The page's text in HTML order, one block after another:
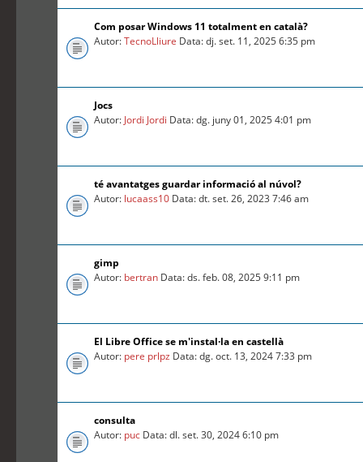
Com posar Windows 11 totalment en català?
Autor:TecnoLliure Data: dj. set. 11, 2025 6:35 pm
Jocs
Autor: Jordi Jordi Data: dg. juny 01, 2025 4:01 pm
té avantatges guardar informació al núvol?
Autor: lucaass10 Data: dt. set. 26, 2023 7:46 am
gimp
Autor: bertran Data: ds. feb. 08, 2025 9:11 pm
El Libre Office se m'instal·la en castellà
Autor: pere prlpz Data: dg. oct. 13, 2024 7:33 pm
consulta
Autor: puc Data: dl. set. 30, 2024 6:10 pm